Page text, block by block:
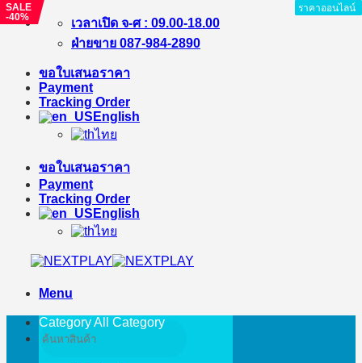
Skip
เวลาเปิด จ-ศ : 09.00-18.00
ฝ่ายขาย 087-984-2890
ขอใบเสนอราคา
Payment
Tracking Order
English
ไทย
ขอใบเสนอราคา
Payment
Tracking Order
English
ไทย
Menu
Search
for:
Category All Category
ราคาออนไลน์
ราคาออนไลน์
ราคาออนไลน์
ราคาออนไลน์
ราคาออนไลน์
ราคาออนไลน์
ราคาออนไลน์
SALE
-40%
ราคาออนไลน์
ราคาออนไลน์